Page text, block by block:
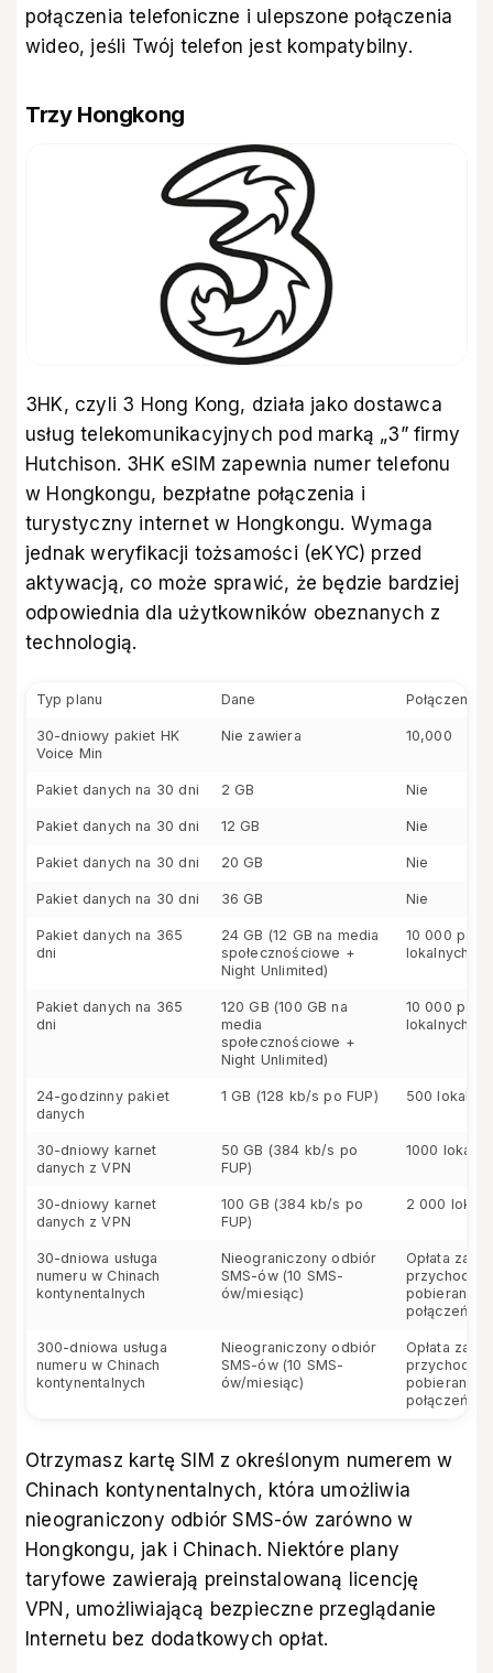
połączenia telefoniczne i ulepszone połączenia
wideo, jeśli Twój telefon jest kompatybilny.
Trzy Hongkong
3HK, czyli 3 Hong Kong, działa jako dostawca
usług telekomunikacyjnych pod marką „3” firmy
Hutchison. 3HK eSIM zapewnia numer telefonu
w Hongkongu, bezpłatne połączenia i
turystyczny internet w Hongkongu. Wymaga
jednak weryfikacji tożsamości (eKYC) przed
aktywacją, co może sprawić, że będzie bardziej
odpowiednia dla użytkowników obeznanych z
technologią.
Typ planu Dane Połączenia
30-dniowy pakiet HK
Voice Min
Nie zawiera 10,000
Pakiet danych na 30 dni 2 GB Nie
Pakiet danych na 30 dni 12 GB Nie
Pakiet danych na 30 dni 20 GB Nie
Pakiet danych na 30 dni 36 GB Nie
Pakiet danych na 365
dni
24 GB (12 GB na media
społecznościowe +
Night Unlimited)
10 000
lokalnych
Pakiet danych na 365
dni
120 GB (100 GB na
media
społecznościowe +
Night Unlimited)
10 000
lokalnych
24-godzinny pakiet
danych
1 GB (128 kb/s po FUP) 500 lokalnie
30-dniowy karnet
danych z VPN
50 GB (384 kb/s po
FUP)
1000
30-dniowy karnet
danych z VPN
100 GB (384 kb/s po
FUP)
2 000
30-dniowa usługa
numeru w Chinach
kontynentalnych
Nieograniczony odbiór
SMS-ów (10 SMS-
ów/miesiąc)
Opłata za
pobierana z
połączeń
300-dniowa usługa
numeru w Chinach
kontynentalnych
Nieograniczony odbiór
SMS-ów (10 SMS-
ów/miesiąc)
Opłata za
pobierana z
połączeń
Otrzymasz kartę SIM z określonym numerem w
Chinach kontynentalnych, która umożliwia
nieograniczony odbiór SMS-ów zarówno w
Hongkongu, jak i Chinach. Niektóre plany
taryfowe zawierają preinstalowaną licencję
VPN, umożliwiającą bezpieczne przeglądanie
Internetu bez dodatkowych opłat.